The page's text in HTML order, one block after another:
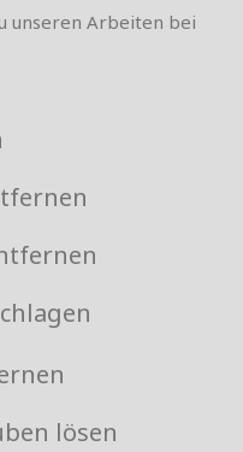
unseren Arbeiten bei
lösen